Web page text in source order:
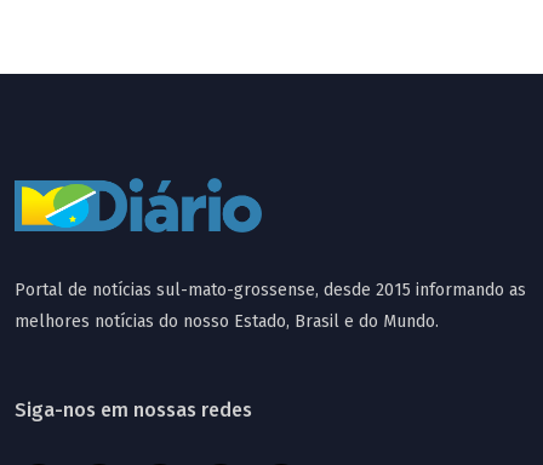
Portal de notícias sul-mato-grossense, desde 2015 informando as
melhores notícias do nosso Estado, Brasil e do Mundo.
Siga-nos em nossas redes